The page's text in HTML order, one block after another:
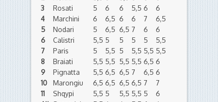
3
Rosati 5 6 6 5,5 6
6
4
Marchini 6 6,5 6 6 7
6,5
5
Nodari 5 6,5 6,5 7 6
6
6
Calistri 5,5 5 5 5 5
5,5
7
Paris 5 5,5 5 5,5 5,5 5,5
8
Braiati 5,5 5,5 5,5 5,5 6,5 6
9
Pignatta 5,5 6,5 6,5 7 6,5 6
10
Marongiu 6,5 6,5 6,5 6,5 7
7
11
Shqypi 5,5 5 5,5 5,5 5
6